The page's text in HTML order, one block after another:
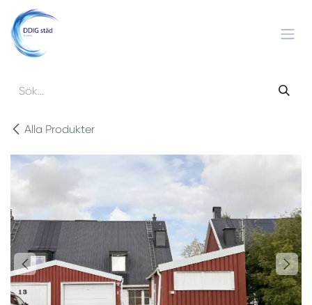
Hoppa till innehåll
Alla Produkter